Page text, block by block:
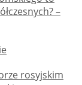
–
rosyjskim